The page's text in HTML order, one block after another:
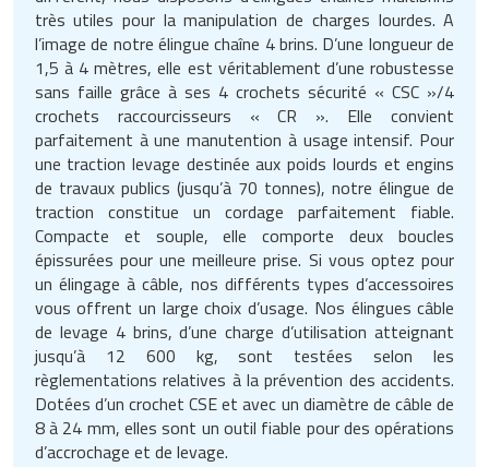
très utiles pour la manipulation de charges lourdes. A
l’image de notre élingue chaîne 4 brins. D’une longueur de
1,5 à 4 mètres, elle est véritablement d’une robustesse
sans faille grâce à ses 4 crochets sécurité « CSC »/4
crochets raccourcisseurs « CR ». Elle convient
parfaitement à une manutention à usage intensif. Pour
une traction levage destinée aux poids lourds et engins
de travaux publics (jusqu’à 70 tonnes), notre élingue de
traction constitue un cordage parfaitement fiable.
Compacte et souple, elle comporte deux boucles
épissurées pour une meilleure prise. Si vous optez pour
un élingage à câble, nos différents types d’accessoires
vous offrent un large choix d’usage. Nos élingues câble
de levage 4 brins, d’une charge d’utilisation atteignant
jusqu’à 12 600 kg, sont testées selon les
règlementations relatives à la prévention des accidents.
Dotées d’un crochet CSE et avec un diamètre de câble de
8 à 24 mm, elles sont un outil fiable pour des opérations
d’accrochage et de levage.